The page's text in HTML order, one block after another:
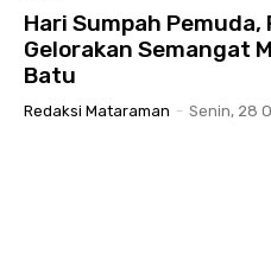
Hari Sumpah
Gelorakan Semangat
Batu
Redaksi Mataraman - Senin, 28